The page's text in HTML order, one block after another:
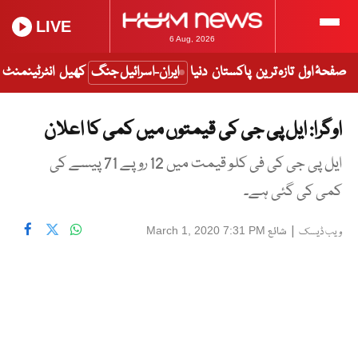
6 Aug, 2026
LIVE
صفحۂ اول تازہ ترین پاکستان دنیا ایران-اسرائیل جنگ کھیل انٹرٹینمنٹ
اوگرا: ایل پی جی کی قیمتوں میں کمی کا اعلان
ایل پی جی کی فی کلو قیمت میں 12 روپے 71 پیسے کی
کمی کی گئی ہے۔
ویب ڈیسک | شائع March 1, 2020 7:31 PM